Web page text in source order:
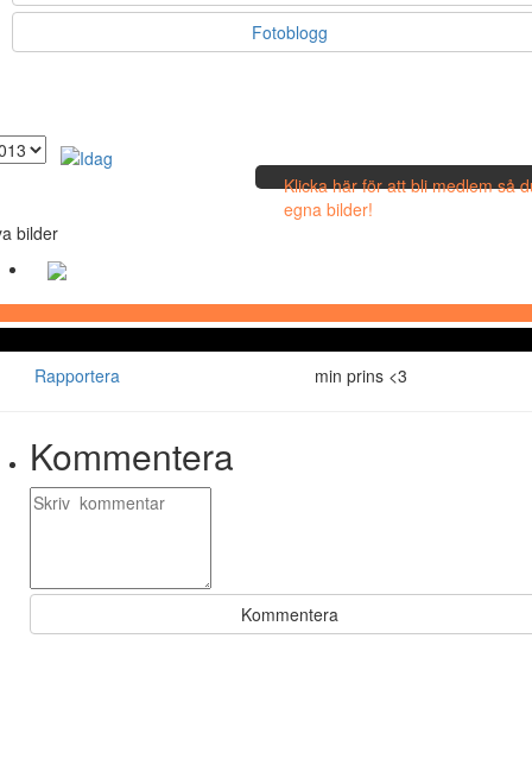
Fotoblogg
Klicka här för att bli medlem så
egna bilder!
bilder
Rapportera min prins <3
Kommentera
Kommentera